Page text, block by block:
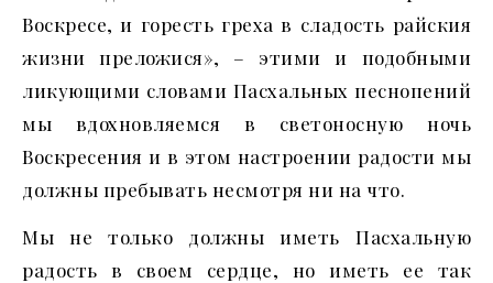
Воскресе, и горесть греха в сладость райския
жизни преложися», – этими и подобными
ликующими словами Пасхальных песнопений
мы вдохновляемся в светоносную ночь
Воскресения и в этом настроении радости мы
должны пребывать несмотря ни на что.
Мы не только должны иметь Пасхальную
радость в своем сердце, но иметь ее так